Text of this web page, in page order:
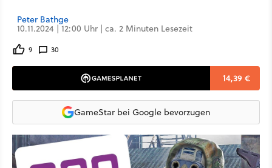
Peter Bathge
10.11.2024 | 12:00 Uhr | ca. 2 Minuten Lesezeit
9 30
14,39 €
GameStar bei Google bevorzugen